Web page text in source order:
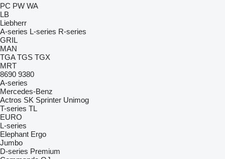
PC PW WA
LB
Liebherr
A-series L-series R-series
GRIL
MAN
TGA TGS TGX
MRT
8690 9380
A-series
Mercedes-Benz
Actros SK Sprinter Unimog
T-series TL
EURO
L-series
Elephant Ergo
Jumbo
D-series Premium